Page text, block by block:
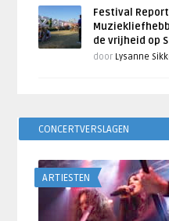
Festival
de vrijheid op
door Lysanne
CONCERTVERSLAGEN
ARTIESTEN